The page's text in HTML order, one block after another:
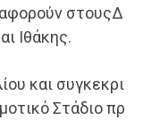
στουςΔ
Ιθάκης.
και συγκεκρι
Στάδιο πρ